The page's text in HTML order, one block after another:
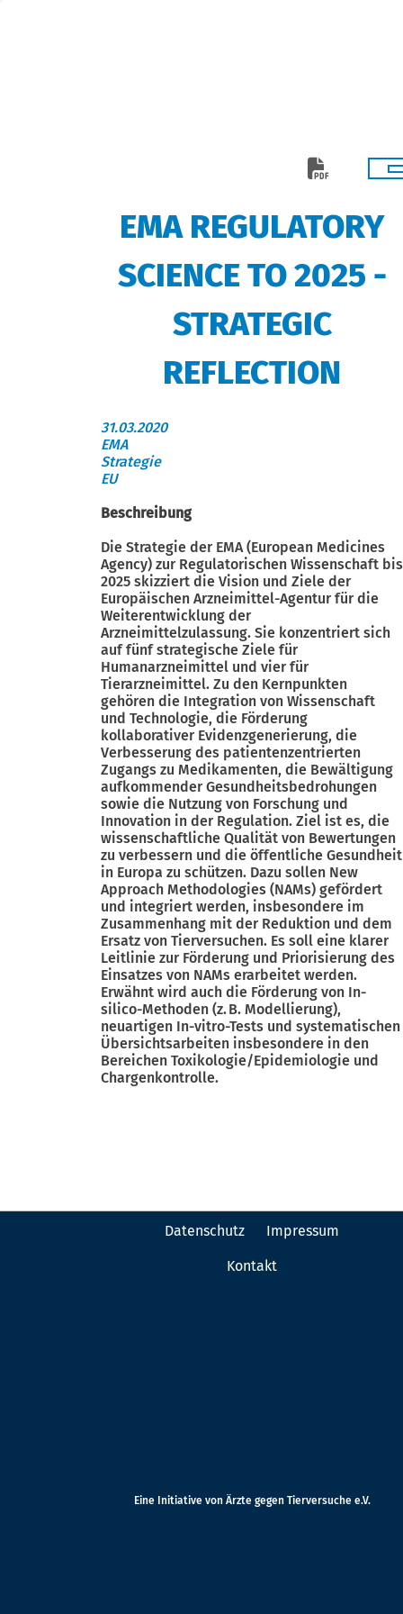
EMA REGULATORY
SCIENCE TO 2025 -
STRATEGIC
REFLECTION
31.03.2020
EMA
Strategie
EU
Beschreibung
Die Strategie der EMA (European Medicines
Agency) zur Regulatorischen Wissenschaft bis
2025 skizziert die Vision und Ziele der
Europäischen Arzneimittel-Agentur für die
Weiterentwicklung der
Arzneimittelzulassung. Sie konzentriert sich
auf fünf strategische Ziele für
Humanarzneimittel und vier für
Tierarzneimittel. Zu den Kernpunkten
gehören die Integration von Wissenschaft
und Technologie, die Förderung
kollaborativer Evidenzgenerierung, die
Verbesserung des patientenzentrierten
Zugangs zu Medikamenten, die Bewältigung
aufkommender Gesundheitsbedrohungen
sowie die Nutzung von Forschung und
Innovation in der Regulation. Ziel ist es, die
wissenschaftliche Qualität von Bewertungen
zu verbessern und die öffentliche Gesundheit
in Europa zu schützen. Dazu sollen New
Approach Methodologies (NAMs) gefördert
und integriert werden, insbesondere im
Zusammenhang mit der Reduktion und dem
Ersatz von Tierversuchen. Es soll eine klarer
Leitlinie zur Förderung und Priorisierung des
Einsatzes von NAMs erarbeitet werden.
Erwähnt wird auch die Förderung von In-
silico-Methoden (z. B. Modellierung),
neuartigen In-vitro-Tests und systematischen
Übersichtsarbeiten insbesondere in den
Bereichen Toxikologie/Epidemiologie und
Chargenkontrolle.
Datenschutz Impressum
Kontakt
Eine Initiative von Ärzte gegen Tierversuche e.V.